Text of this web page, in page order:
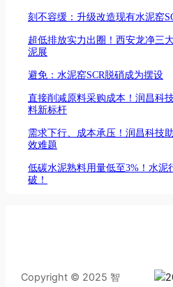
刻不容缓：升级改造现有水泥窑
超低排放实力出圈！西安龙净三
泥展
避免：水泥窑SCR脱硝成为摆设
直接削减原料采购成本！润昌科
料新标杆
需求下行、成本承压！润昌科技
效难题
低碳水泥熟料用量低至3%！水泥
破！
Copyright © 2025 智